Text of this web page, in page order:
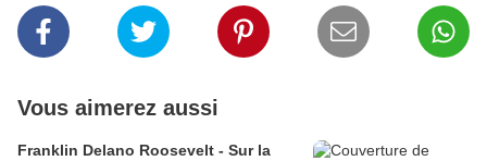
Vous aimerez aussi
Franklin Delano Roosevelt - Sur la